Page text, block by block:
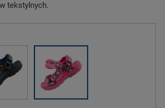
tekstylnych.